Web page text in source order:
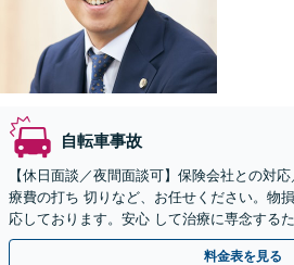
自転車事故
【休日面談／夜間面談可】保険会社との対
療費の打ち 切りなど、お任せください。物
応しております。安心 して治療に専念する
い。
料金表を見る